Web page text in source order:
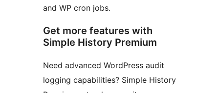
and WP cron jobs.
Get more features with
Simple History Premium
Need advanced WordPress audit
logging capabilities? Simple History